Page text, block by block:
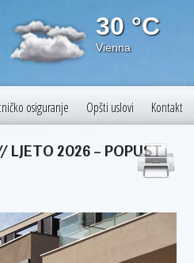
30 °C
Vienna
osiguranje Opšti uslovi Kontakt
LJETO 2026 – POPUST